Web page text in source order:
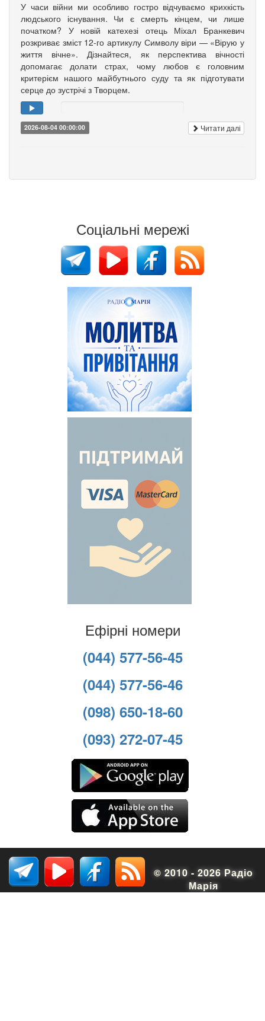
У часи війни ми особливо гостро відчуваємо крихкість
людського існування. Чи є смерть кінцем, чи лише
початком? У новій катехезі отець Міхал Бранкевич
розкриває зміст 12-го артикулу Символу віри — «Вірую у
життя вічне». Дізнайтеся, як перспектива вічності
допомагає долати страх, чому любов є головним
критерієм нашого майбутнього суду та як підготувати
серце до зустрічі з Творцем.
2026-08-04 00:00:00 Читати далі
Соціальні мережі
Ефірні номери
(044) 577-56-45
(044) 577-56-46
(098) 650-18-60
(093) 272-07-45
© 2010 - 2026 Радіо
Марія